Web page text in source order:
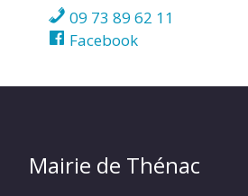
09 73 89 62 11
Facebook
Mairie de Thénac